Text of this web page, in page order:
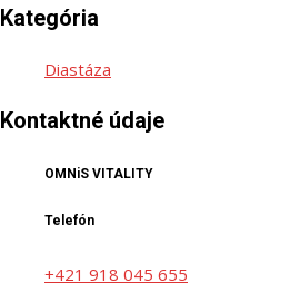
Kategória
Diastáza
Kontaktné údaje
OMNiS VITALITY
Telefón
+421 918 045 655